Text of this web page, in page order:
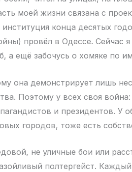
моей жизни связана с
конца десятых
провёл в Одессе. Сейчас
а ещё забочусь о хомяке по
она демонстрирует лишь
Поэтому у всех своя
и президентов. У
городов, тоже есть
не уличные бои или
полтергейст.